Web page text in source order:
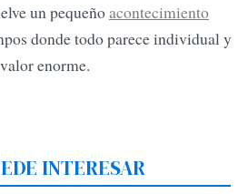
un pequeñoacontecimiento
donde todo parece individual y
enorme.
INTERESAR